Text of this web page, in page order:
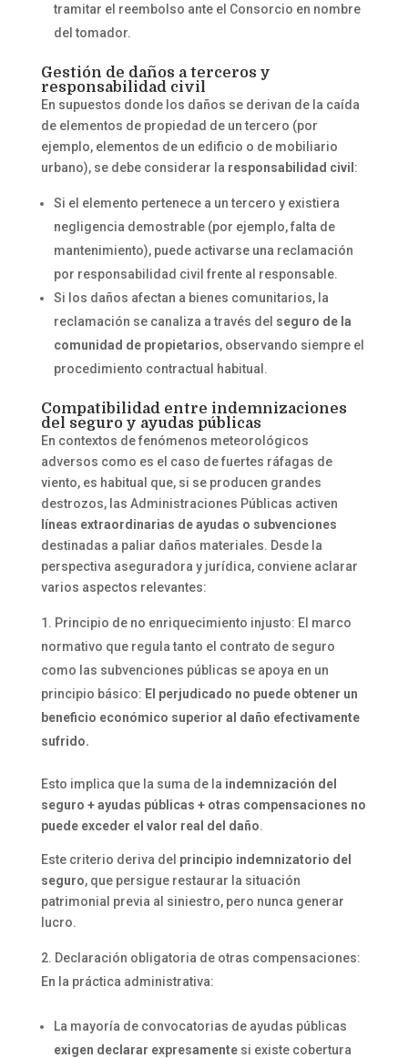
tramitar el reembolso ante el Consorcio en nombre
del tomador.
Gestión de daños a terceros y
responsabilidad civil
En supuestos donde los daños se derivan de la caída
de elementos de propiedad de un tercero (por
ejemplo, elementos de un edificio o de mobiliario
urbano), se debe considerar la responsabilidad civil :
Si el elemento pertenece a un tercero y existiera
negligencia demostrable (por ejemplo, falta de
mantenimiento), puede activarse una reclamación
por responsabilidad civil frente al responsable.
Si los daños afectan a bienes comunitarios, la
reclamación se canaliza a través del seguro de la
comunidad de propietarios, observando siempre el
procedimiento contractual habitual.
Compatibilidad entre indemnizaciones
del seguro y ayudas públicas
En contextos de fenómenos meteorológicos
adversos como es el caso de fuertes ráfagas de
viento, es habitual que, si se producen grandes
destrozos, las Administraciones Públicas activen
líneas extraordinarias de ayudas o subvenciones
destinadas a paliar daños materiales. Desde la
perspectiva aseguradora y jurídica, conviene aclarar
varios aspectos relevantes:
Principio de no enriquecimiento injusto: El marco
normativo que regula tanto el contrato de seguro
como las subvenciones públicas se apoya en un
principio básico: El perjudicado no puede obtener un
beneficio económico superior al daño efectivamente
sufrido.
Esto implica que la suma de la indemnización del
seguro + ayudas públicas + otras compensaciones no
puede exceder el valor real del daño.
Este criterio deriva del principio indemnizatorio del
seguro, que persigue restaurar la situación
patrimonial previa al siniestro, pero nunca generar
lucro.
Declaración obligatoria de otras compensaciones:
En la práctica administrativa:
La mayoría de convocatorias de ayudas públicas
exigen declarar expresamentesi existe cobertura